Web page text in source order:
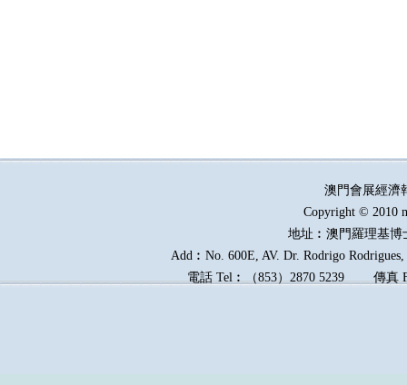
澳門會展經
Copyright © 2010
地址︰澳門羅理基博
Add︰No. 600E, AV. Dr. Rodrigo
電話 Tel︰（853）2870 5239傳真